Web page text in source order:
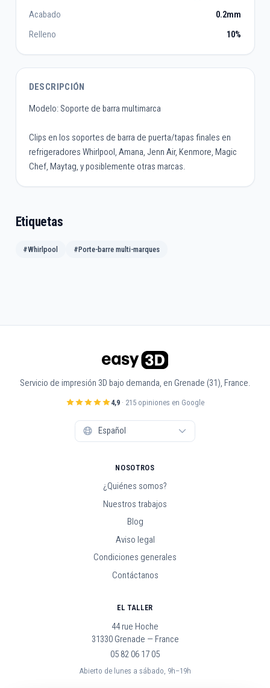
Acabado
0.2mm
Relleno
10%
DESCRIPCIÓN
Modelo: Soporte de barra multimarca
Clips en los soportes de barra de puerta/tapas finales en
refrigeradores Whirlpool, Amana, Jenn Air, Kenmore, Magic
Chef, Maytag, y posiblemente otras marcas.
Etiquetas
#Whirlpool #Porte-barre multi-marques
Servicio de impresión 3D bajo demanda, en Grenade (31), France.
4,9· 215 opiniones en Google
NOSOTROS
¿Quiénes somos?
Nuestros trabajos
Blog
Aviso legal
Condiciones generales
Contáctanos
EL TALLER
44 rue Hoche
31330 Grenade — France
05 82 06 17 05
Abierto de lunes a sábado, 9h–19h